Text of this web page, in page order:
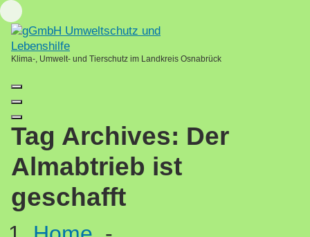
Skip
to
content
Loading...
Klima-, Umwelt- und Tierschutz im Landkreis Osnabrück
Tag Archives: Der
Almabtrieb ist
geschafft